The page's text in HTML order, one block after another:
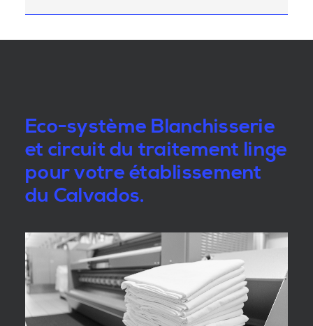
Eco-système Blanchisserie
et circuit du traitement linge
pour votre établissement
du Calvados.